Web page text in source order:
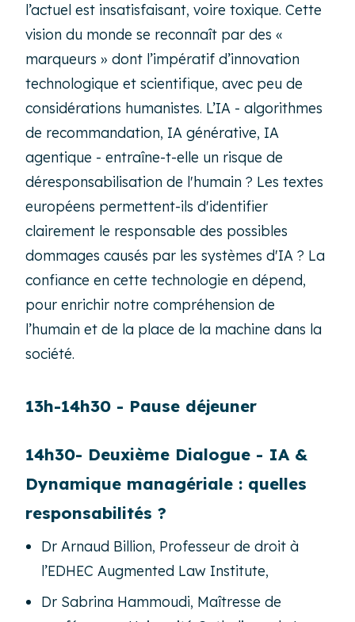
l’actuel est insatisfaisant, voire toxique. Cette
vision du monde se reconnaît par des «
marqueurs » dont l’impératif d’innovation
technologique et scientifique, avec peu de
considérations humanistes. L’IA - algorithmes
de recommandation, IA générative, IA
agentique - entraîne-t-elle un risque de
déresponsabilisation de l'humain ? Les textes
européens permettent-ils d'identifier
clairement le responsable des possibles
dommages causés par les systèmes d'IA ? La
confiance en cette technologie en dépend,
pour enrichir notre compréhension de
l’humain et de la place de la machine dans la
société.
13h-14h30 - Pause déjeuner
14h30- Deuxième Dialogue - IA &
Dynamique managériale : quelles
responsabilités ?
Dr Arnaud Billion, Professeur de droit à
l’EDHEC Augmented Law Institute,
Dr Sabrina Hammoudi, Maîtresse de